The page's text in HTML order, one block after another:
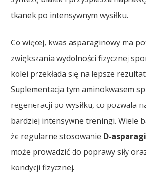
tkanek po intensywnym wysiłku.
Co więcej, kwas asparaginowy ma
zwiększania wydolności fizycznej
kolei przekłada się na lepsze
Suplementacja tym aminokwasem
regeneracji po wysiłku, co pozwala
bardziej intensywne treningi. Wiele
że regularne stosowanie D-
może prowadzić do poprawy siły
kondycji fizycznej.